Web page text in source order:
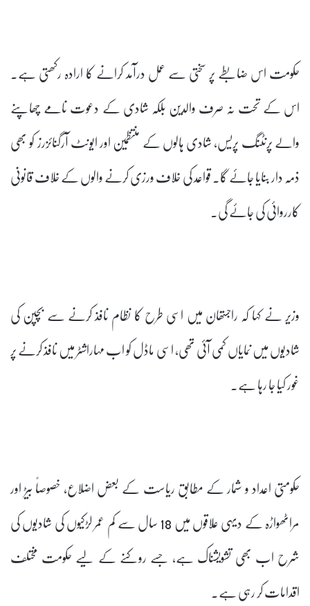
حکومت اس ضابطے پر سختی سے عمل درآمد کرانے کا ارادہ رکھتی ہے۔
اس کے تحت نہ صرف والدین بلکہ شادی کے دعوت نامے چھاپنے
والے پرنٹنگ پریس، شادی ہالوں کے منتظمین اور ایونٹ آرگنائزرز کو بھی
ذمہ دار بنایا جائے گا۔ قواعد کی خلاف ورزی کرنے والوں کے خلاف قانونی
کارروائی کی جائے گی۔
وزیر نے کہا کہ راجستھان میں اسی طرح کا نظام نافذ کرنے سے بچپن کی
شادیوں میں نمایاں کمی آئی تھی، اسی ماڈل کو اب مہاراشٹر میں نافذ کرنے پر
غور کیا جا رہا ہے۔
حکومتی اعداد و شمار کے مطابق ریاست کے بعض اضلاع، خصوصاً بیڑ اور
مراٹھواڑہ کے دیہی علاقوں میں 18 سال سے کم عمر لڑکیوں کی شادیوں کی
شرح اب بھی تشویشناک ہے، جسے روکنے کے لیے حکومت مختلف
اقدامات کر رہی ہے۔